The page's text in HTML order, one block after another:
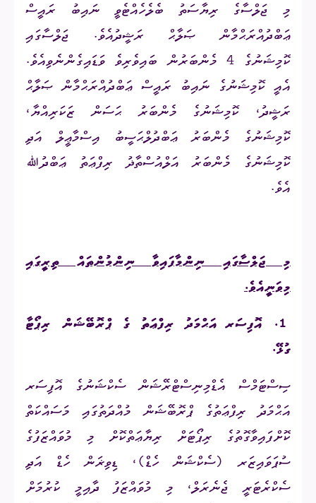
މި ޖަލްސާގެ ރިޔާސަތު ބެލެހެއްޓެވީ ނައިބު ރައީސް
ޢަބްދުއްރަޙްމާން ޞަލާޙް ރަޝީދުއެވެ. ޖަލްސާގައި
ކޮމިޝަނުގެ 4 މެންބަރުން ބައިވެރިވެ ވަޑައިގެންނެވިއެވެ.
އެއީ ކޮމިޝަނުގެ ނައިބު ރައީސް ޢަބްދުއްރަޙްމާން ޞަލާޙް
ރަޝީދު، ކޮމިޝަނުގެ މެންބަރު ޙަސަން ޒަކަރިއްޔާ،
ކޮމިޝަނުގެ މެންބަރު ޢަބްދުލްޙަސީބު އިސްމާޢީލް އަދި
ކޮމިޝަނުގެ މެންބަރު އަލްއުސްތާޛު ރިފްޢަތު ޢަބްދުﷲ
އެވެ.
މި ޖަލްސާގައި ނިންމާފައިވާ ނިންމުންތައް ތިރީގައި
މިވަނީއެވެ.
1.
އޮފިސަރ އަޙްމަދު ރިފްޢަތު ގެ ޕްރޮބޭޝަން ރިޕޯޓާ
ގުޅޭ.
ސިސްޓަމްސް އެޑްމިނިސްޓްރޭޝަން ސެކްޝަނުގެ އޮފިސަރ
އަޙްމަދު ރިފްޢަތުގެ ޕްރޮބޭޝަން މުއްދަތުގައި މަސައްކަތް
ކޮށްފައިވާގޮތުގެ ރިޕޯޓަށް ރިޔާޢަތްކޮށް މި މުވައްޒަފުގެ
ސުޕަވައިޒަރ (ސެކްޝަން ހެޑް)، ޑިވިޜަން ހެޑް އަދި
ސެކްރެޓަރީ ޖެނެރަލް، މި މުވައްޒަފު ދާއިމީ ކުރުމަށް